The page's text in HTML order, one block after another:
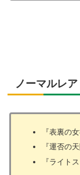
ノーマルレ
『表裏の
『運否の
『ライト